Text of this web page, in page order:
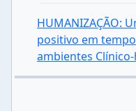
HUMANIZAÇÃO:
positivo em
ambientes